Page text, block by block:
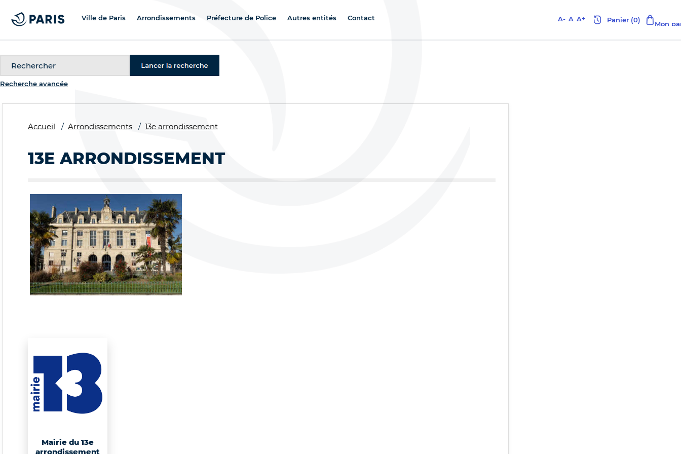
Ville de Paris Arrondissements Préfecture de Police Autres entités Contact A- A A+
Recherche avancée
Accueil Arrondissements 13e arrondissement
13E ARRONDISSEMENT
Mairie du 13e
arrondissement